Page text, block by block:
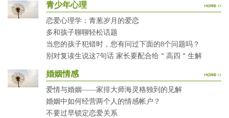
青少年心理
恋爱心理学：青葱岁月的爱恋
多和孩子聊聊轻松话题
当您的孩子犯错时，您有问过下面的8个问题吗？
别对复读生说这7句话 家长要配合给＂高四＂生解
婚姻情感
爱情与婚姻——家排大师海灵格独到的见解
婚姻中如何经营两个人的情感帐户？
不要过早锁定恋爱关系